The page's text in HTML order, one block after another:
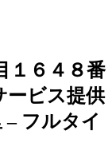
１６４８番
ービス提供
フルタイ